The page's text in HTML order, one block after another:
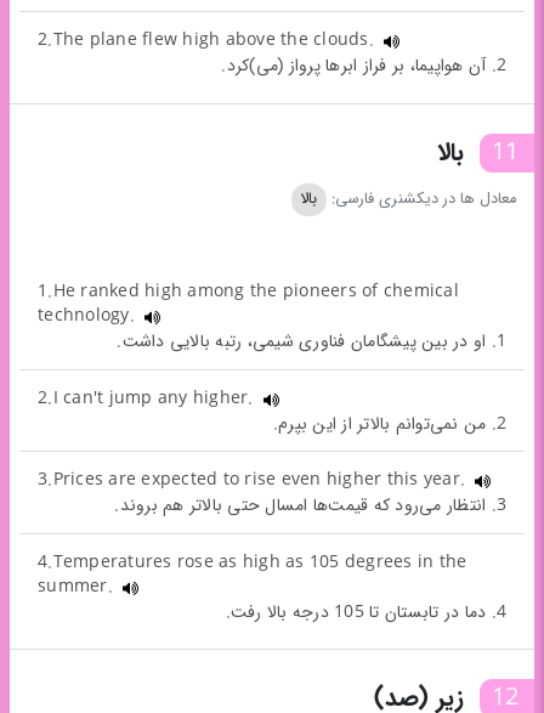
2.The plane flew high above the clouds.
2. آن هواپیما، بر فراز ابرها پرواز (می)کرد.
11 بالا
معادل ها در دیکشنری فارسی: بالا
1.He ranked high among the pioneers of chemical
technology.
1. او در بین پیشگامان فناوری شیمی، رتبه بالایی داشت.
2.I can't jump any higher.
2. من نمی‌توانم بالاتر از این بپرم.
3.Prices are expected to rise even higher this year.
3. انتظار می‌رود که قیمت‌ها امسال حتی بالاتر هم بروند.
4.Temperatures rose as high as 105 degrees in the
summer.
4. دما در تابستان تا 105 درجه بالا رفت.
12 زیر (صد)